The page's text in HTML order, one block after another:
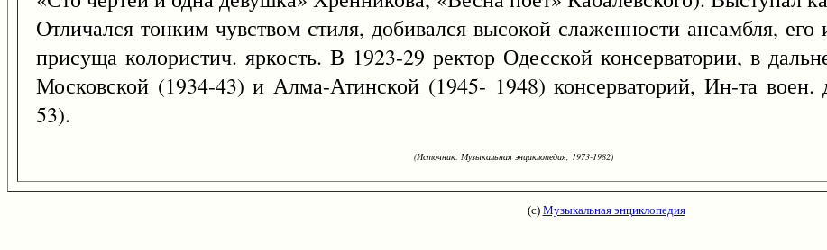
Отличался тонким чувством стиля, добивался высокой слаженности ансамбля,
присуща колористич. яркость. В 1923-29 ректор Одесской консерватории, в
Московской (1934-43) и Алма-Атинской (1945- 1948) консерваторий, Ин-та воен.
53).
(Источник: Музыкальная энциклопедия, 1973-1982)
(с) Музыкальная энциклопедия